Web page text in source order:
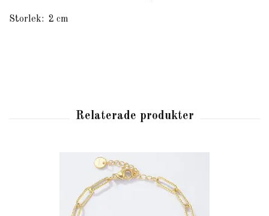
Storlek: 2 cm